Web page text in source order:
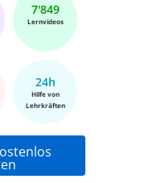
7'849
Lernvideos
24h
Hilfe von
Lehrkräften